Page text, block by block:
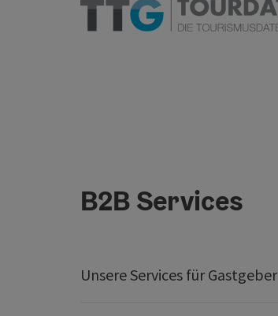
B2B Services
Unsere Services für Gastgeber